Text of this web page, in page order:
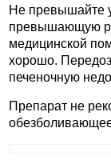
Не превышайте
превышающую
медицинской
хорошо.
печеночную
Препарат не